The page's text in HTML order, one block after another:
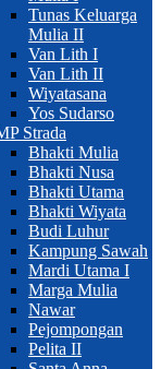
Tunas Keluarga
Mulia II
Van Lith I
Van Lith II
Wiyatasana
Yos Sudarso
Strada
Bhakti Mulia
Bhakti Nusa
Bhakti Utama
Bhakti Wiyata
Budi Luhur
Kampung Sawah
Mardi Utama I
Marga Mulia
Nawar
Pejompongan
Pelita II